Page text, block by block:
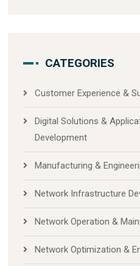
CATEGORIES
Customer Experience &
Digital Solutions &
Development
Manufacturing &
Network Infrastructure
Network Operation &
Network Optimization &